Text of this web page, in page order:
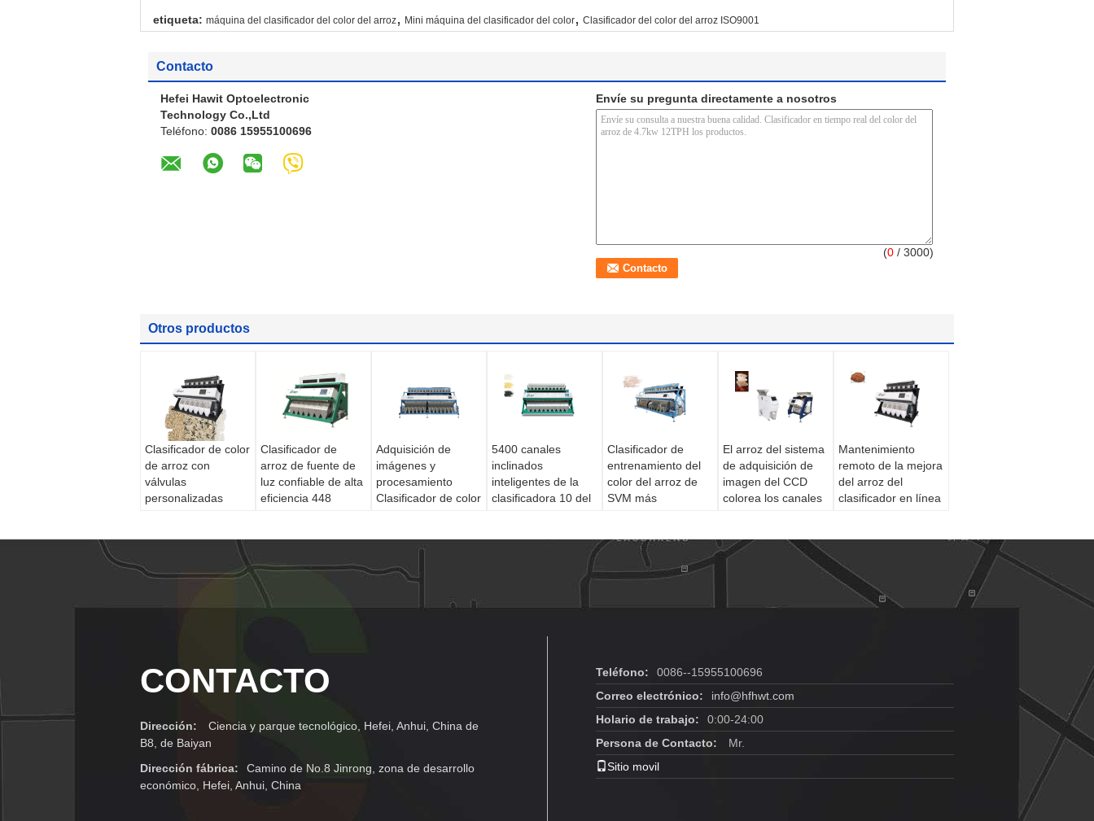
etiqueta: máquina del clasificador del color del arroz, Mini máquina del clasificador del color, Clasificador del color del arroz ISO9001
Contacto
Hefei Hawit Optoelectronic
Technology Co.,Ltd
Teléfono: 0086 15955100696
Envíe su pregunta directamente a nosotros
(0 / 3000)
Otros productos
Clasificador de color
de arroz con
válvulas
personalizadas
Clasificador de
arroz de fuente de
luz confiable de alta
eficiencia 448
Adquisición de
imágenes y
procesamiento
Clasificador de color
5400 canales
inclinados
inteligentes de la
clasificadora 10 del
Clasificador de
entrenamiento del
color del arroz de
SVM más
El arroz del sistema
de adquisición de
imagen del CCD
colorea los canales
Mantenimiento
remoto de la mejora
del arroz del
clasificador en línea
CONTACTO
Dirección:
Ciencia y parque tecnológico, Hefei, Anhui, China de
B8, de Baiyan
Dirección fábrica:
Camino de No.8 Jinrong, zona de desarrollo
económico, Hefei, Anhui, China
Teléfono:
0086--15955100696
Correo electrónico:
info@hfhwt.com
Holario de trabajo:
0:00-24:00
Persona de Contacto:
Mr.
Sitio movil